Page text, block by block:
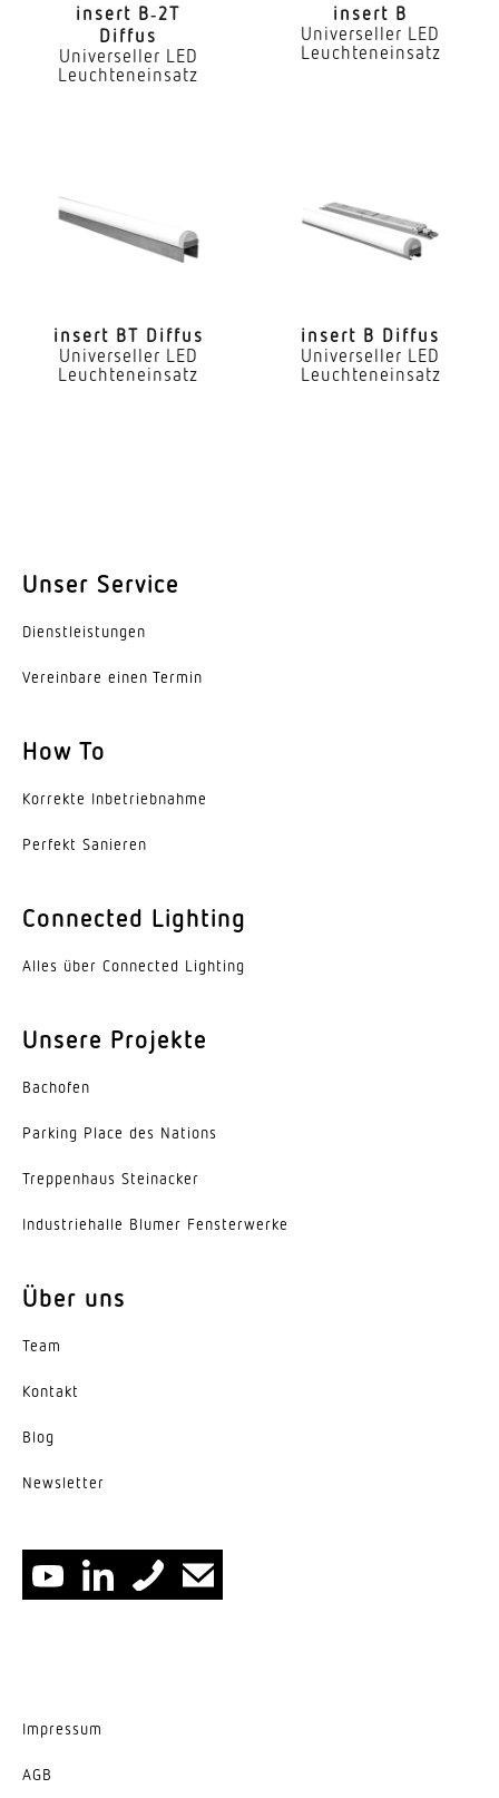
Farbtemperatur
4000 K
Geeignet für Lichtbandkonfiguration
Leuchtmittel
Schutzart
Schutzklasse
Umgebungstemperatur
Aluminium
Farbe
Aluminium
110°
Energieeffizienzklasse
C
Herstellergarantie
Variante
insert B‑2T
Diffus
Universeller LED
Leuchteneinsatz
insert B
Universeller LED
Leuchteneinsatz
insert BT Diffus
Universeller LED
Leuchteneinsatz
insert B Diffus
Universeller LED
Leuchteneinsatz
Unser Service
Dienst­leis­tungen
Vereinbare einen Termin
How To
Korrekte Inbe­trieb­nahme
Perfekt Sanieren
Connected Lighting
Alles über Connected Lighting
Unsere Projekte
Bachofen
Parking Place des Nations
Trep­penhaus Steinacker
Indus­trie­halle Blumer Fensterwerke
Über uns
Team
Kontakt
Blog
News­letter
Impressum
AGB